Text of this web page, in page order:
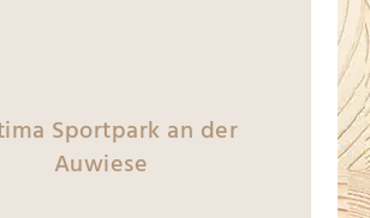
Sportpark an der
Auwiese